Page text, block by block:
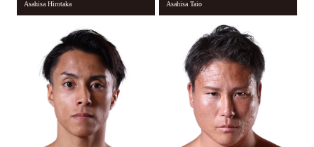
Asahisa Hirotaka Asahisa Taio